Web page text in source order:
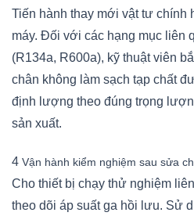
Tiến hành thay mới vật tư chính
máy. Đối với các hạng mục liên
(R134a, R600a), kỹ thuật viên
chân không làm sạch tạp chất
định lượng theo đúng trọng
sản xuất.
4 Vận hành kiểm nghiệm sau sửa
Cho thiết bị chạy thử nghiệm
theo dõi áp suất ga hồi lưu. Sử